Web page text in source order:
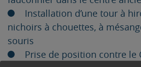
Installation d’une tour à
nichoirs à chouettes, à
souris
Prise de position contre le